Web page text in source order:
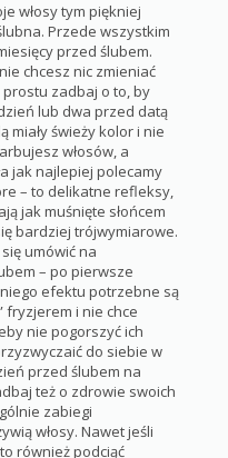
włosy tym piękniej
Przede wszystkim
przed ślubem.
chcesz nic zmieniać
zadbaj o to, by
lub dwa przed datą
miały świeży kolor i nie
włosów, a
jak najlepiej polecamy
– to delikatne refleksy,
jak muśnięte słońcem
bardziej trójwymiarowe.
umówić na
– po pierwsze
efektu potrzebne są
fryzjerem i nie chce
nie pogorszyć ich
do siebie w
przed ślubem na
też o zdrowie swoich
zabiegi
włosy. Nawet jeśli
również podciąć